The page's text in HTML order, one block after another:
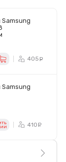
Samsung
405
Samsung
410